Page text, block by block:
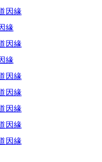
因緣
緣
因緣
緣
因緣
因緣
因緣
因緣
因緣